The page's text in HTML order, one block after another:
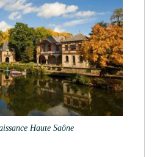
Haute Saône